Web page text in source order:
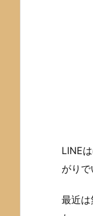
LINE
がり
最近